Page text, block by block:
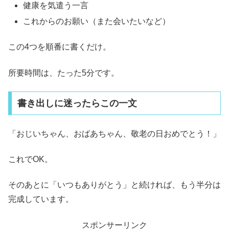
健康を気遣う一言
これからのお願い（また会いたいなど）
この4つを順番に書くだけ。
所要時間は、たった5分です。
書き出しに迷ったらこの一文
「おじいちゃん、おばあちゃん、敬老の日おめでとう！」
これでOK。
そのあとに「いつもありがとう」と続ければ、もう半分は
完成しています。
スポンサーリンク